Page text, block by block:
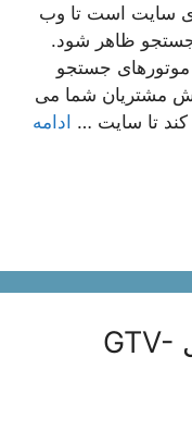
سایت است تا وب
جستجو ظاهر شود.
جستجو
مشتریان شما می
تا سایت … ادامه
جی پلاس 55 اينچ مدل GTV-